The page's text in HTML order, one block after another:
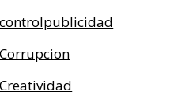
controlpublicidad
Corrupcion
Creatividad